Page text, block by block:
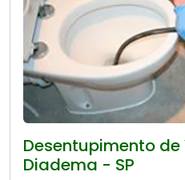
Desentupimento
Diadema - SP